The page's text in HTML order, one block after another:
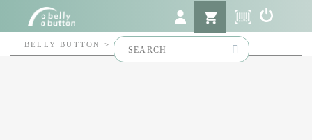
for:
BELLY BUTTON >MPV10254.100.920